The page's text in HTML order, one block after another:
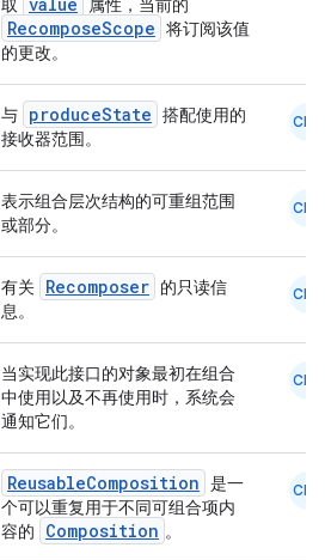
取 属性，当前的
RecomposeScope 将订阅该值
的更改。
与 produceState 搭配使用的
接收器范围。
CMN
表示组合层次结构的可重组范围
或部分。
CMN
有关 Recomposer 的只读信
息。
CMN
当实现此接口的对象最初在组合
中使用以及不再使用时，系统会
通知它们。
CMN
ReusableComposition 是一
个可以重复用于不同可组合项内
容的
Composition 。
CMN